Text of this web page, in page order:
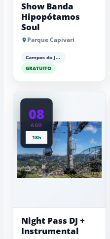
Show Banda
Hipopótamos
Soul
Parque Capivari
Campos do Jordão
GRATUITO
08
AGO
18h
Night Pass DJ +
Instrumental